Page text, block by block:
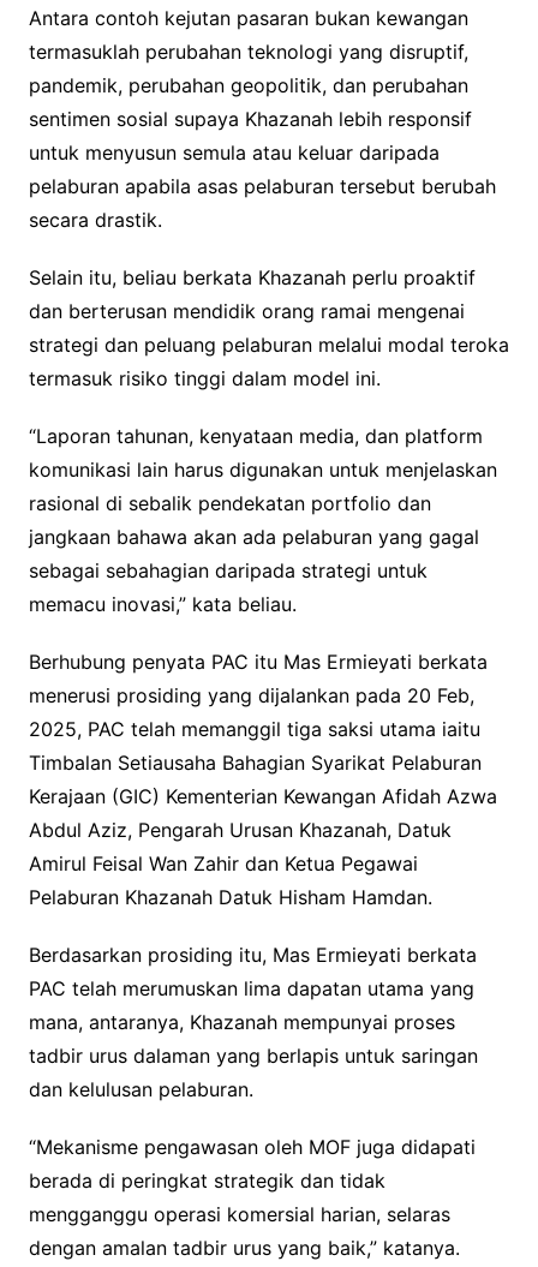
Antara contoh kejutan pasaran bukan kewangan
termasuklah perubahan teknologi yang disruptif,
pandemik, perubahan geopolitik, dan perubahan
sentimen sosial supaya Khazanah lebih responsif
untuk menyusun semula atau keluar daripada
pelaburan apabila asas pelaburan tersebut berubah
secara drastik.
Selain itu, beliau berkata Khazanah perlu proaktif
dan berterusan mendidik orang ramai mengenai
strategi dan peluang pelaburan melalui modal teroka
termasuk risiko tinggi dalam model ini.
“Laporan tahunan, kenyataan media, dan platform
komunikasi lain harus digunakan untuk menjelaskan
rasional di sebalik pendekatan portfolio dan
jangkaan bahawa akan ada pelaburan yang gagal
sebagai sebahagian daripada strategi untuk
memacu inovasi,” kata beliau.
Berhubung penyata PAC itu Mas Ermieyati berkata
menerusi prosiding yang dijalankan pada 20 Feb,
2025, PAC telah memanggil tiga saksi utama iaitu
Timbalan Setiausaha Bahagian Syarikat Pelaburan
Kerajaan (GIC) Kementerian Kewangan Afidah Azwa
Abdul Aziz, Pengarah Urusan Khazanah, Datuk
Amirul Feisal Wan Zahir dan Ketua Pegawai
Pelaburan Khazanah Datuk Hisham Hamdan.
Berdasarkan prosiding itu, Mas Ermieyati berkata
PAC telah merumuskan lima dapatan utama yang
mana, antaranya, Khazanah mempunyai proses
tadbir urus dalaman yang berlapis untuk saringan
dan kelulusan pelaburan.
“Mekanisme pengawasan oleh MOF juga didapati
berada di peringkat strategik dan tidak
mengganggu operasi komersial harian, selaras
dengan amalan tadbir urus yang baik,” katanya.